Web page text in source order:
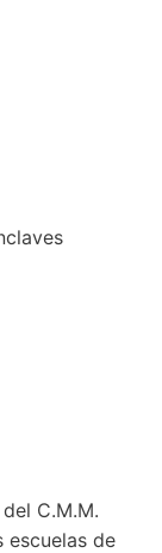
C.M.M.
escuelas de